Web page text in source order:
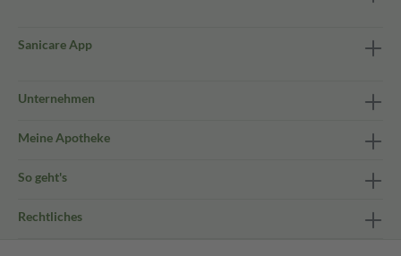
Sanicare App
Unternehmen
Meine Apotheke
So geht's
Rechtliches